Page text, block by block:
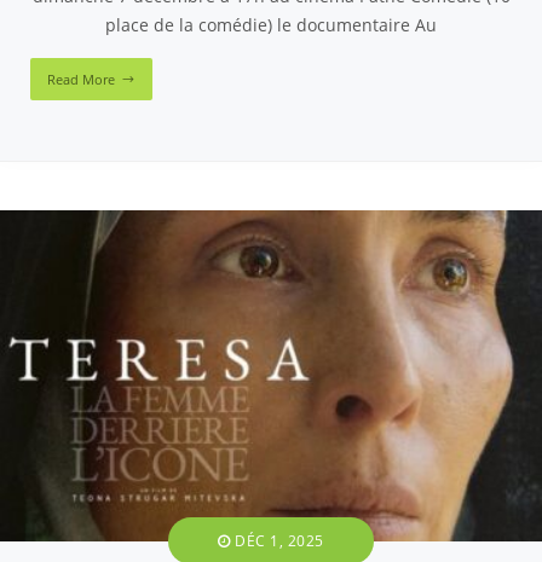
place de la comédie) le documentaire Au
Read More
DÉC 1, 2025